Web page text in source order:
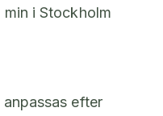
i Stockholm
efter